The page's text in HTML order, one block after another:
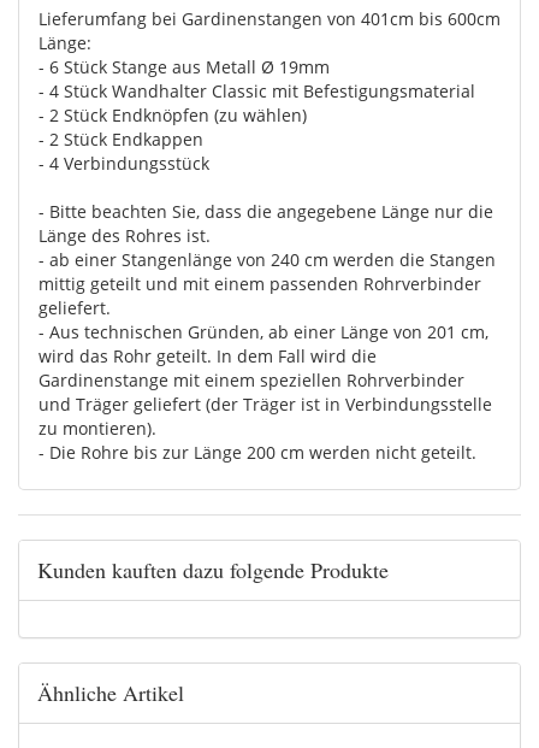
Lieferumfang bei Gardinenstangen von 401cm bis 600cm
Länge:
- 6 Stück Stange aus Metall Ø 19mm
- 4 Stück Wandhalter Classic mit Befestigungsmaterial
- 2 Stück Endknöpfen (zu wählen)
- 2 Stück Endkappen
- 4 Verbindungsstück
- Bitte beachten Sie, dass die angegebene Länge nur die
Länge des Rohres ist.
- ab einer Stangenlänge von 240 cm werden die Stangen
mittig geteilt und mit einem passenden Rohrverbinder
geliefert.
- Aus technischen Gründen, ab einer Länge von 201 cm,
wird das Rohr geteilt. In dem Fall wird die
Gardinenstange mit einem speziellen Rohrverbinder
und Träger geliefert (der Träger ist in Verbindungsstelle
zu montieren).
- Die Rohre bis zur Länge 200 cm werden nicht geteilt.
Kunden kauften dazu folgende Produkte
Ähnliche Artikel